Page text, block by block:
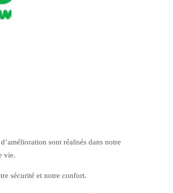
sont réalisés dans notre
vie.
sécurité et notre confort.